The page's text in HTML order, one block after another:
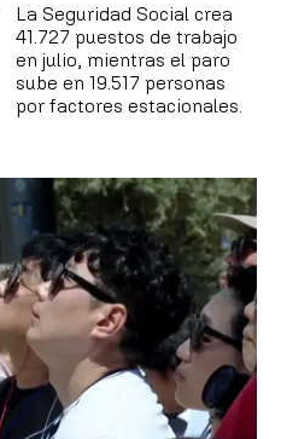
La Seguridad Social crea
41.727 puestos de trabajo
en julio, mientras el paro
sube en 19.517 personas
por factores estacionales.